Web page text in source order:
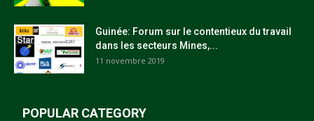
Guinée: Forum sur le contentieux du travail
dans les secteurs Mines,...
11 novembre 2019
POPULAR CATEGORY